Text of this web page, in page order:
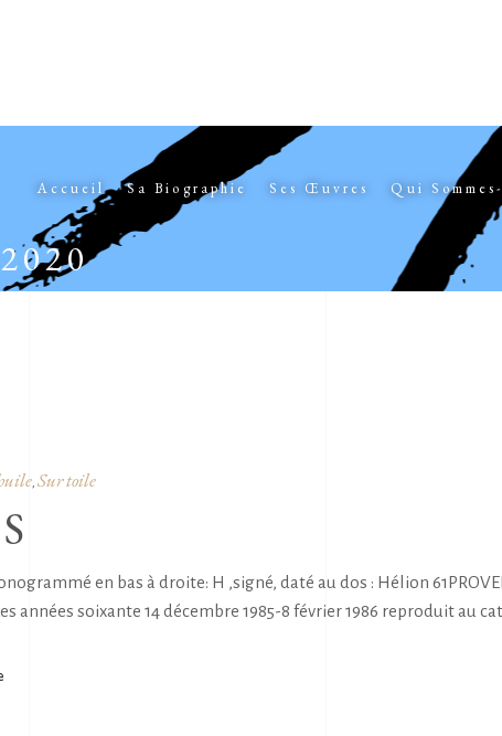
Accueil Sa Biographie Ses Œuvres Qui
, Sur toile
en bas à droite: H ,signé, daté au dos : Hélion
années soixante 14 décembre 1985-8 février 1986 reproduit au